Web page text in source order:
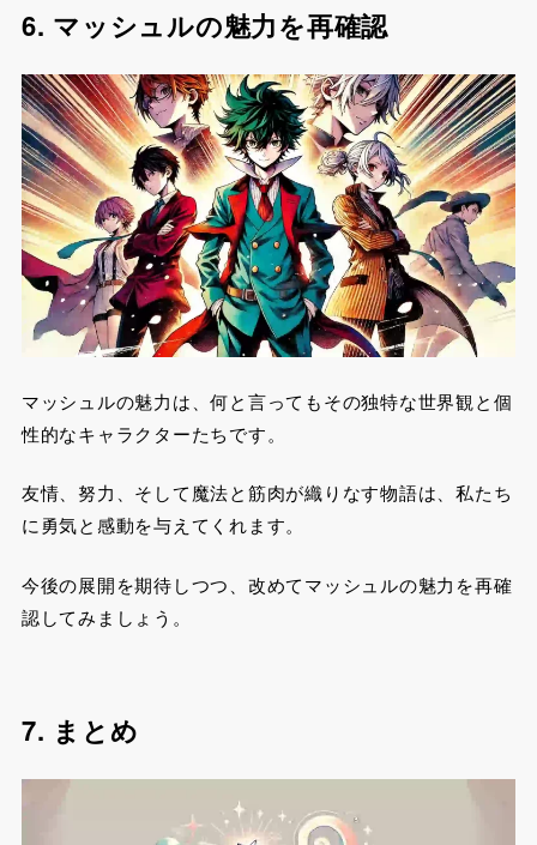
6. マッシュルの魅力を再確認
マッシュルの魅力は、何と言ってもその独特な世界観と個
性的なキャラクターたちです。
友情、努力、そして魔法と筋肉が織りなす物語は、私たち
に勇気と感動を与えてくれます。
今後の展開を期待しつつ、改めてマッシュルの魅力を再確
認してみましょう。
7. まとめ